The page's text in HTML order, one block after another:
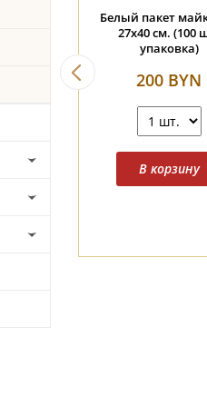
Пиала #2387, "Дом у
облачных гор", 70 мл.,
187 BYN